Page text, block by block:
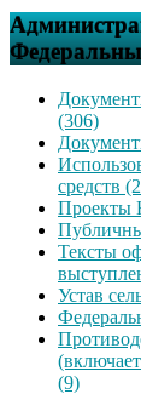
(306)
средств
Проекты
Тексты
Устав
(9)